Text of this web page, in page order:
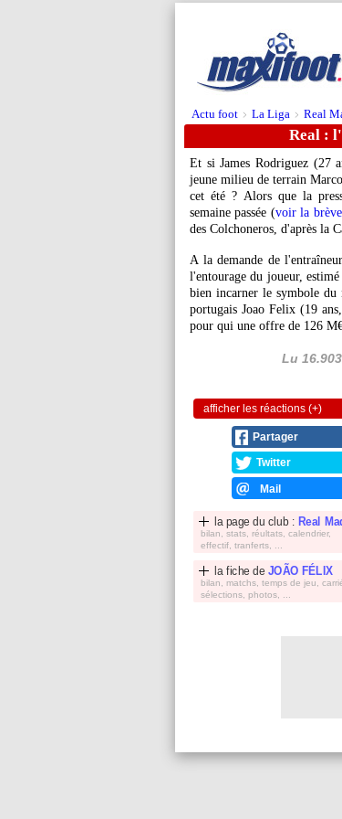
Actu foot > La Liga > Real
Real :
Et si James Rodriguez (27
jeune milieu de terrain
cet été ? Alors que la
semaine passée (voir la
des Colchoneros, d'après la
A la demande de
l'entourage du joueur,
bien incarner le symbole du
portugais Joao Felix (19
pour qui une offre de 126
Lu
afficher les réactions (+)
Partager
Twitter
Mail
la page du club : Real
bilan, stats, réultats, calendrier,
effectif, tranferts, ...
la fiche de JOÃO FÉLIX
bilan, matchs, temps de jeu,
sélections, photos, ...